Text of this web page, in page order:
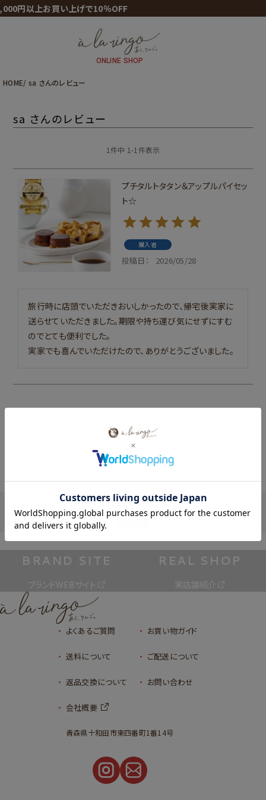
円以上お買い上げで10％OFF
ONLINE SHOP
HOME sa さんのレビュー
sa さんのレビュー
1件中 1-1件表示
プチタルトタタン＆アップルパイセッ
ト☆
購入者
投稿日 2026/05/28
旅行時に店頭でいただきおいしかったので、帰宅後実家に
送らせていただきました。期限や持ち運び気にせずにすむ
のでとても便利でした。
実家でも喜んでいただけたので、ありがとうございました。
-
HISTORY
BRAND SITE
ブランドWEBサイト
REAL SHOP
実店舗紹介
よくあるご質問 お買い物ガイド
送料について ご配送について
返品交換について お問い合わせ
会社概要
青森県十和田市東四番町1番14号